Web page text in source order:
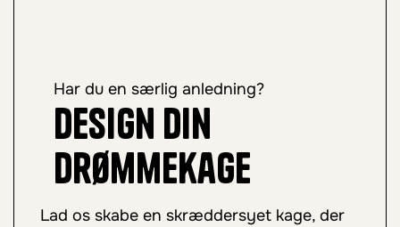
Har du en særlig anledning?
Design din
drømmekage
Lad os skabe en skræddersyet kage, der